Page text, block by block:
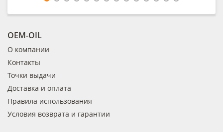
OEM-OIL
О компании
Контакты
Точки выдачи
Доставка и оплата
Правила использования
Условия возврата и гарантии